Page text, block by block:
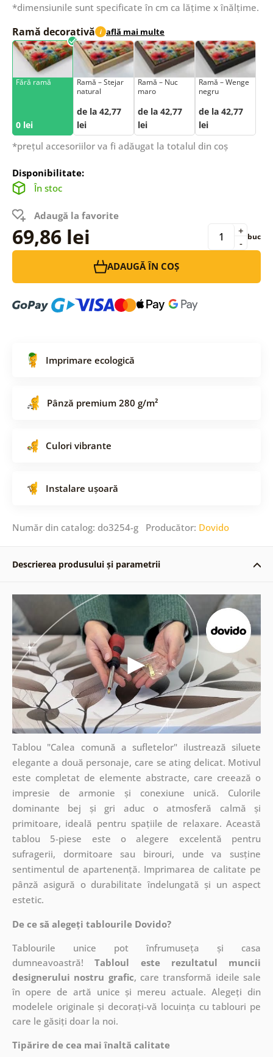
*dimensiunile sunt specificate în cm ca lățime x înălțime.
Ramă decorativă i află mai multe
Fără ramă
0 lei
Ramă – Stejar
natural
de la 42,77
lei
Ramă – Nuc
maro
de la 42,77
lei
Ramă – Wenge
negru
de la 42,77
lei
*prețul accesoriilor va fi adăugat la totalul din coș
Disponibilitate:
În stoc
Adaugă la favorite
69,86 lei -
+ buc
ADAUGĂ ÎN COȘ
Imprimare ecologică
Pânză premium 280 g/m²
Culori vibrante
Instalare ușoară
Număr din catalog: do3254-g Producător: Dovido
Descrierea produsului și parametrii
Tablou "Calea comună a sufletelor" ilustrează siluete
elegante a două personaje, care se ating delicat. Motivul
este completat de elemente abstracte, care creează o
impresie de armonie și conexiune unică. Culorile
dominante bej și gri aduc o atmosferă calmă și
primitoare, ideală pentru spațiile de relaxare. Această
tablou 5-piese este o alegere excelentă pentru
sufragerii, dormitoare sau birouri, unde va susține
sentimentul de apartenență. Imprimarea de calitate pe
pânză asigură o durabilitate îndelungată și un aspect
estetic.
De ce să alegeți tablourile Dovido?
Tablourile unice pot înfrumuseța și casa
dumneavoastră!Tabloul este rezultatul muncii
designerului nostru grafic, caretransformă ideile sale
în opere de artă unice și mereu actuale. Alegeți din
modelele originale și decorați-vă locuința cu tablouri pe
care le găsiți doar la noi.
Tipărire de cea mai înaltă calitate